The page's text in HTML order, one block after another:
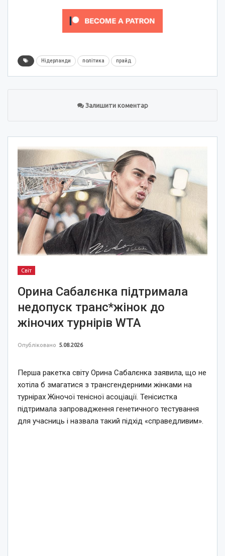
Нідерланди політика прайд
Залишити коментар
Світ
Орина Сабалєнка підтримала
недопуск транс*жінок до
жіночих турнірів WTA
Опубліковано 5.08.2026
Перша ракетка світу Орина Сабалєнка заявила, що не
хотіла б змагатися з трансгендерними жінками на
турнірах Жіночої тенісної асоціації. Тенісистка
підтримала запровадження генетичного тестування
для учасниць і назвала такий підхід «справедливим».